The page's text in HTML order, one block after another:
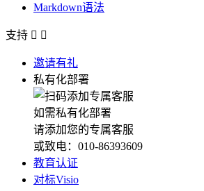
Markdown语法
支持  
邀请有礼
私有化部署
如需私有化部署
请添加您的专属客服
或致电：010-86393609
教育认证
对标Visio